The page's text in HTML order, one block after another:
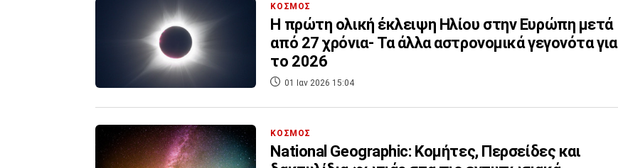
ΚΟΣΜΟΣ
Η πρώτη ολική έκλειψη Ηλίου στην Ευρώπη μετά
από 27 χρόνια- Τα άλλα αστρονομικά γεγονότα για
το 2026
01 Ιαν 2026 15:04
ΚΟΣΜΟΣ
National Geographic: Κομήτες, Περσείδες και